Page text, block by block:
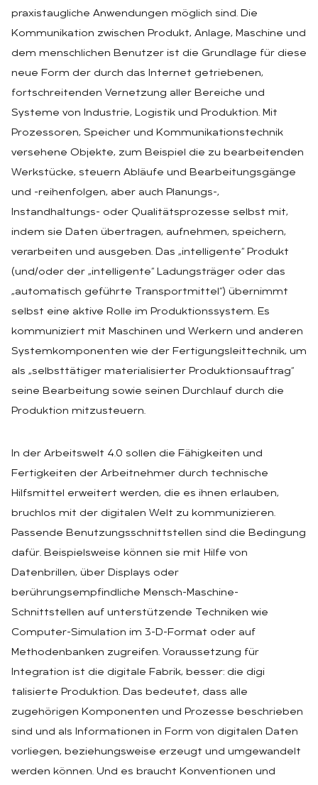
praxistaugliche Anwendungen möglich sind. Die
Kommunikation zwischen Produkt, Anlage, Maschine und
dem menschlichen Benutzer ist die Grundlage für diese
neue Form der durch das Internet getriebenen,
fortschreitenden Vernetzung aller Bereiche und
Systeme von Industrie, Logistik und Produktion. Mit
Prozessoren, Speicher und Kommunikationstechnik
versehene Objekte, zum Beispiel die zu bearbeitenden
Werkstücke, steuern Abläufe und Bearbeitungsgänge
und -reihenfolgen, aber auch Planungs-,
Instandhaltungs- oder Qualitätsprozesse selbst mit,
indem sie Daten übertragen, aufnehmen, speichern,
verarbeiten und ausgeben. Das „intelligente“ Produkt
(und/oder der „intelligente“ Ladungsträger oder das
„automatisch geführte Transportmittel“) übernimmt
selbst eine aktive Rolle im Produktionssystem. Es
kommuniziert mit Maschinen und Werkern und anderen
Systemkomponenten wie der Fertigungsleittechnik, um
als „selbsttätiger materialisierter Produktionsauftrag“
seine Bearbeitung sowie seinen Durchlauf durch die
Produktion mitzusteuern.
In der Arbeitswelt 4.0 sollen die Fähigkeiten und
Fertigkeiten der Arbeitnehmer durch technische
Hilfsmittel erweitert werden, die es ihnen erlauben,
bruchlos mit der digitalen Welt zu kommunizieren.
Passende Benutzungsschnittstellen sind die Bedingung
dafür. Beispielsweise können sie mit Hilfe von
Datenbrillen, über Displays oder
berührungsempfindliche Mensch-Maschine-
Schnittstellen auf unterstützende Techniken wie
Computer-Simulation im 3-D-Format oder auf
Methodenbanken zugreifen. Voraussetzung für
Integration ist die digitale Fabrik, besser: die digi
talisierte Produktion. Das bedeutet, dass alle
zugehörigen Komponenten und Prozesse beschrieben
sind und als Informationen in Form von digitalen Daten
vorliegen, beziehungsweise erzeugt und umgewandelt
werden können. Und es braucht Konventionen und